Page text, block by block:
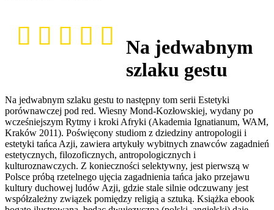
Na jedwabnym
szlaku gestu
Na jedwabnym szlaku gestu to następny tom serii Estetyki
porównawczej pod red. Wiesny Mond-Kozłowskiej, wydany po
wcześniejszym Rytmy i kroki Afryki (Akademia Ignatianum, WAM,
Kraków 2011). Poświęcony studiom z dziedziny antropologii i
estetyki tańca Azji, zawiera artykuły wybitnych znawców zagadnień
estetycznych, filozoficznych, antropologicznych i
kulturoznawczych. Z konieczności selektywny, jest pierwszą w
Polsce próbą rzetelnego ujęcia zagadnienia tańca jako przejawu
kultury duchowej ludów Azji, gdzie stale silnie odczuwany jest
współzależny związek pomiędzy religią a sztuką. Książka ebook